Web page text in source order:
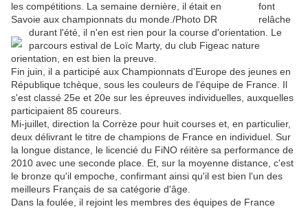
les compétitions. La semaine dernière, il était en
Savoie aux championnats du monde./Photo DR
font
relâche
durant l'été, il n'en est rien pour la course d'orientation. Le
parcours estival de Loïc Marty, du club Figeac nature
orientation, en est bien la preuve.
Fin juin, il a participé aux Championnats d'Europe des jeunes en
République tchèque, sous les couleurs de l'équipe de France. Il
s'est classé 25e et 20e sur les épreuves individuelles, auxquelles
participaient 85 coureurs.
Mi-juillet, direction la Corrèze pour huit courses et, en particulier,
deux délivrant le titre de champions de France en individuel. Sur
la longue distance, le licencié du FiNO réitère sa performance de
2010 avec une seconde place. Et, sur la moyenne distance, c'est
le bronze qu'il empoche, confirmant ainsi qu'il est bien l'un des
meilleurs Français de sa catégorie d'âge.
Dans la foulée, il rejoint les membres des équipes de France